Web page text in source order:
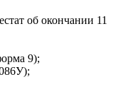
об окончании 11
9);